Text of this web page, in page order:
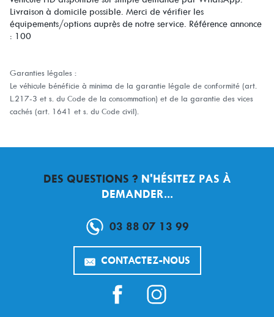
Livraison à domicile possible. Merci de vérifier les
équipements/options auprès de notre service. Référence annonce
: 100
Garanties légales :
Le véhicule bénéficie à minima de la garantie légale de conformité (art.
L.217-3 et s. du Code de la consommation) et de la garantie des vices
cachés (art. 1641 et s. du Code civil).
DES QUESTIONS ? N'HÉSITEZ PAS À
DEMANDER...
03 88 07 13 99
CONTACTEZ-NOUS